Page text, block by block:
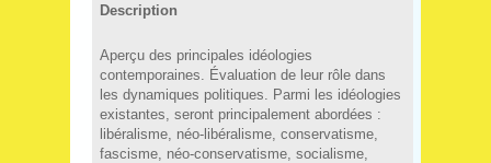
Description
Aperçu des principales idéologies
contemporaines. Évaluation de leur rôle dans
les dynamiques politiques. Parmi les idéologies
existantes, seront principalement abordées :
libéralisme, néo-libéralisme, conservatisme,
fascisme, néo-conservatisme, socialisme,